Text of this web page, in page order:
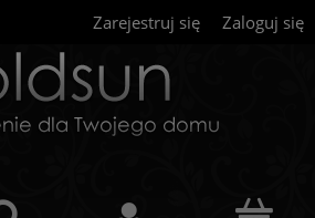
Zarejestruj się Zaloguj się